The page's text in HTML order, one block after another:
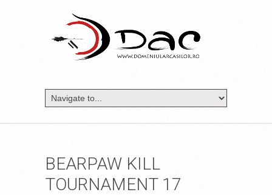
BEARPAW KILL
TOURNAMENT 17